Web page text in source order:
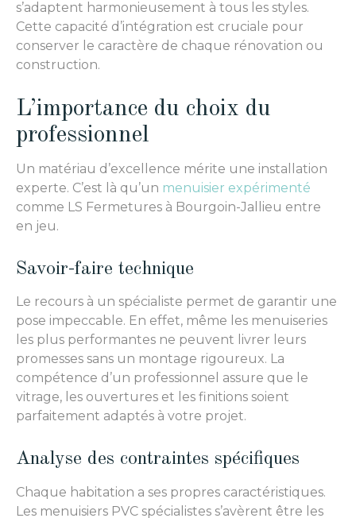
s’adaptent harmonieusement à tous les styles.
Cette capacité d’intégration est cruciale pour
conserver le caractère de chaque rénovation ou
construction.
L’importance du choix du
professionnel
Un matériau d’excellence mérite une installation
experte. C’est là qu’un menuisier expérimenté
comme LS Fermetures à Bourgoin-Jallieu entre
en jeu.
Savoir-faire technique
Le recours à un spécialiste permet de garantir une
pose impeccable. En effet, même les menuiseries
les plus performantes ne peuvent livrer leurs
promesses sans un montage rigoureux. La
compétence d’un professionnel assure que le
vitrage, les ouvertures et les finitions soient
parfaitement adaptés à votre projet.
Analyse des contraintes spécifiques
Chaque habitation a ses propres caractéristiques.
Les menuisiers PVC spécialistes s’avèrent être les